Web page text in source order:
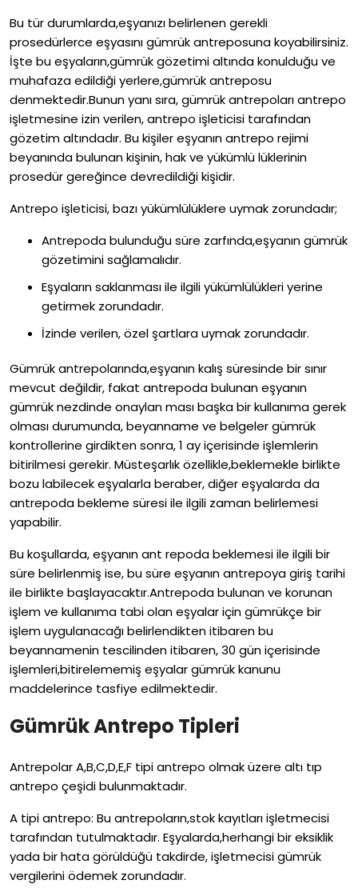
Bu tür durumlarda,eşyanızı belirlenen gerekli
prosedürlerce eşyasını gümrük antreposuna koyabilirsiniz.
İşte bu eşyaların,gümrük gözetimi altında konulduğu ve
muhafaza edildiği yerlere,gümrük antreposu
denmektedir.Bunun yanı sıra, gümrük antrepoları antrepo
işletmesine izin verilen, antrepo işleticisi tarafından
gözetim altındadır. Bu kişiler eşyanın antrepo rejimi
beyanında bulunan kişinin, hak ve yükümlü lüklerinin
prosedür gereğince devredildiği kişidir.
Antrepo işleticisi, bazı yükümlülüklere uymak zorundadır;
Antrepoda bulunduğu süre zarfında,eşyanın gümrük
gözetimini sağlamalıdır.
Eşyaların saklanması ile ilgili yükümlülükleri yerine
getirmek zorundadır.
İzinde verilen, özel şartlara uymak zorundadır.
Gümrük antrepolarında,eşyanın kalış süresinde bir sınır
mevcut değildir, fakat antrepoda bulunan eşyanın
gümrük nezdinde onaylan ması başka bir kullanıma gerek
olması durumunda, beyanname ve belgeler gümrük
kontrollerine girdikten sonra, 1 ay içerisinde işlemlerin
bitirilmesi gerekir. Müsteşarlık özellikle,beklemekle birlikte
bozu labilecek eşyalarla beraber, diğer eşyalarda da
antrepoda bekleme süresi ile ilgili zaman belirlemesi
yapabilir.
Bu koşullarda, eşyanın ant repoda beklemesi ile ilgili bir
süre belirlenmiş ise, bu süre eşyanın antrepoya giriş tarihi
ile birlikte başlayacaktır.Antrepoda bulunan ve korunan
işlem ve kullanıma tabi olan eşyalar için gümrükçe bir
işlem uygulanacağı belirlendikten itibaren bu
beyannamenin tescilinden itibaren, 30 gün içerisinde
işlemleri,bitirelememiş eşyalar gümrük kanunu
maddelerince tasfiye edilmektedir.
Gümrük Antrepo Tipleri
Antrepolar A,B,C,D,E,F tipi antrepo olmak üzere altı tıp
antrepo çeşidi bulunmaktadır.
A tipi antrepo: Bu antrepoların,stok kayıtları işletmecisi
tarafından tutulmaktadır. Eşyalarda,herhangi bir eksiklik
yada bir hata görüldüğü takdirde, işletmecisi gümrük
vergilerini ödemek zorundadır.